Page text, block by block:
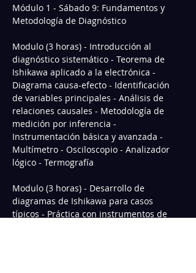
Módulo 1 - Sábado 9: Fundamentos y
Metodología de Diagnóstico
Modulo (3 horas) - Introducción al
diagnóstico sistemático - Teorema de
Ishikawa aplicado a la electrónica -
Diagrama causa-efecto - Identificación
de variables principales - Análisis de
relaciones causales - Metodología de
medición por inferencia -
Instrumentación básica y avanzada -
Multímetro - Osciloscopio - Analizador
lógico - Termografía
Modulo (3 horas) - Desarrollo de
diagramas de Ishikawa para casos
típicos - Práctica con instrumentos de